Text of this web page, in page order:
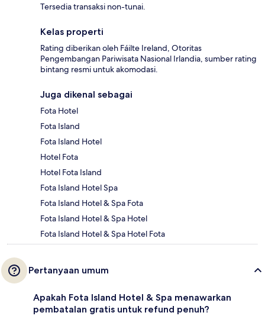
Tersedia transaksi non-tunai.
Kelas properti
Rating diberikan oleh Fáilte Ireland, Otoritas
Pengembangan Pariwisata Nasional Irlandia, sumber rating
bintang resmi untuk akomodasi.
Juga dikenal sebagai
Fota Hotel
Fota Island
Fota Island Hotel
Hotel Fota
Hotel Fota Island
Fota Island Hotel Spa
Fota Island Hotel & Spa Fota
Fota Island Hotel & Spa Hotel
Fota Island Hotel & Spa Hotel Fota
Pertanyaan umum
Apakah Fota Island Hotel & Spa menawarkan
pembatalan gratis untuk refund penuh?